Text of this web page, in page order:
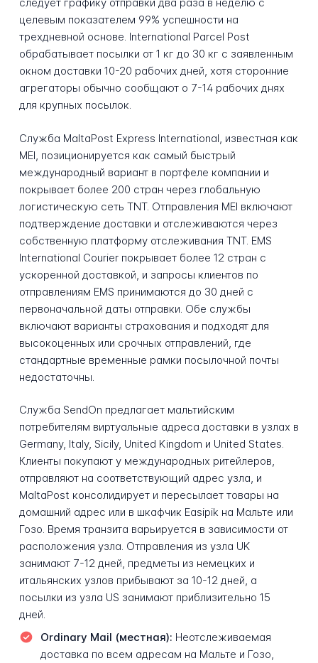
целевым показателем 99% успешности на
трехдневной основе. International Parcel Post
обрабатывает посылки от 1 кг до 30 кг с заявленным
окном доставки 10-20 рабочих дней, хотя сторонние
агрегаторы обычно сообщают о 7-14 рабочих днях
для крупных посылок.
Служба MaltaPost Express International, известная как
MEI, позиционируется как самый быстрый
международный вариант в портфеле компании и
покрывает более 200 стран через глобальную
логистическую сеть TNT. Отправления MEI включают
подтверждение доставки и отслеживаются через
собственную платформу отслеживания TNT. EMS
International Courier покрывает более 12 стран с
ускоренной доставкой, и запросы клиентов по
отправлениям EMS принимаются до 30 дней с
первоначальной даты отправки. Обе службы
включают варианты страхования и подходят для
высокоценных или срочных отправлений, где
стандартные временные рамки посылочной почты
недостаточны.
Служба SendOn предлагает мальтийским
потребителям виртуальные адреса доставки в узлах в
Germany, Italy, Sicily, United Kingdom и United States.
Клиенты покупают у международных ритейлеров,
отправляют на соответствующий адрес узла, и
MaltaPost консолидирует и пересылает товары на
домашний адрес или в шкафчик Easipik на Мальте или
Гозо. Время транзита варьируется в зависимости от
расположения узла. Отправления из узла UK
занимают 7-12 дней, предметы из немецких и
итальянских узлов прибывают за 10-12 дней, а
посылки из узла US занимают приблизительно 15
дней.
Ordinary Mail (местная): Неотслеживаемая
доставка по всем адресам на Мальте и Гозо,